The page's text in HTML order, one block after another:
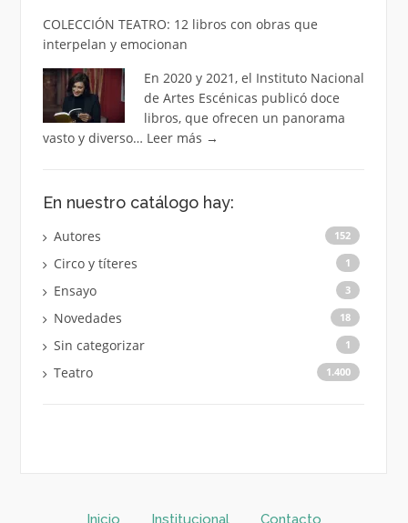
COLECCIÓN TEATRO: 12 libros con obras que
interpelan y emocionan
En 2020 y 2021, el Instituto Nacional
de Artes Escénicas publicó doce
libros, que ofrecen un panorama
vasto y diverso… Leer más →
En nuestro catálogo hay:
Autores 152
Circo y títeres 1
Ensayo 3
Novedades 18
Sin categorizar 1
Teatro 1.400
Inicio Institucional Contacto